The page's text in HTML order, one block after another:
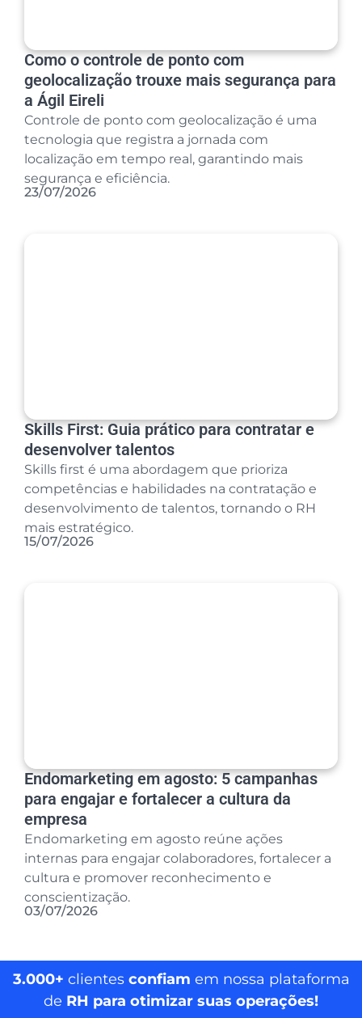
Como o controle de ponto com
geolocalização trouxe mais segurança para
a Ágil Eireli
Controle de ponto com geolocalização é uma
tecnologia que registra a jornada com
localização em tempo real, garantindo mais
segurança e eficiência.
23/07/2026
Skills First: Guia prático para contratar e
desenvolver talentos
Skills first é uma abordagem que prioriza
competências e habilidades na contratação e
desenvolvimento de talentos, tornando o RH
mais estratégico.
15/07/2026
Endomarketing em agosto: 5 campanhas
para engajar e fortalecer a cultura da
empresa
Endomarketing em agosto reúne ações
internas para engajar colaboradores, fortalecer a
cultura e promover reconhecimento e
conscientização.
03/07/2026
3.000+ clientes confiam em nossa plataforma
de RH para otimizar suas operações!